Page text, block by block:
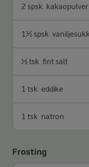
2 spsk kakaopulver
1½ spsk
½ tsk fint salt
1 tsk eddike
1 tsk natron
Frosting